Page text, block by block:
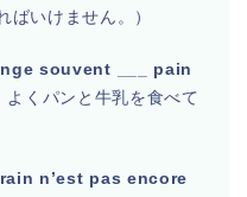
ばいけません。）
souvent ___ pain
よくパンと牛乳を食べて
n’est pas encore